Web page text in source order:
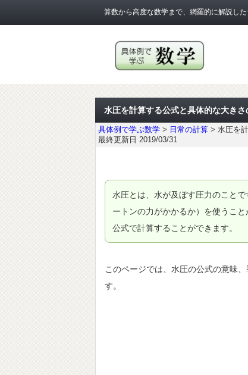
算数から高度な数学まで、網羅的に解説した
水圧を計算する公式と具体的な大きさ
具体例で学ぶ数学 > 日常の計算 > 水圧を
最終更新日 2019/03/31
水圧とは、水が及ぼす圧力のこと
ートンの力がかかるか）を使うこ
公式で計算することができます。
このページでは、水圧の公式の意味
す。